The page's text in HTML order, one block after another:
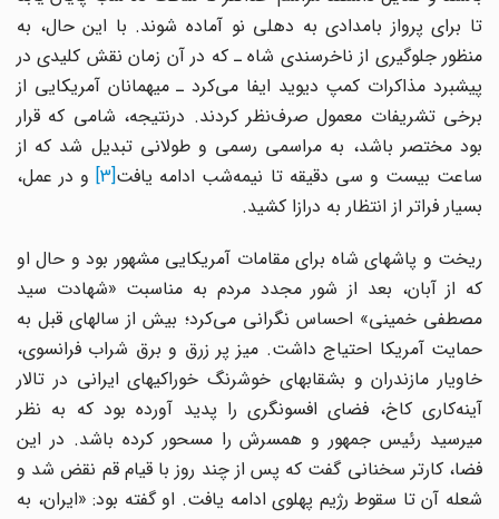
تا برای پرواز بامدادی به دهلی نو آماده شوند. با این حال، به
منظور جلوگیری از ناخرسندی شاه ـ که در آن زمان نقش کلیدی در
پیشبرد مذاکرات کمپ دیوید ایفا می‌کرد ـ میهمانان آمریکایی از
برخی تشریفات معمول صرف‌نظر کردند. درنتیجه، شامی که قرار
بود مختصر باشد، به مراسمی رسمی و طولانی تبدیل شد که از
ساعت بیست و سی دقیقه تا نیمه‌شب ادامه یافت[3] و در عمل،
بسیار فراتر از انتظار به درازا کشید.
ریخت و پاشهای شاه برای مقامات آمریکایی مشهور بود و حال او
که از آبان، بعد از شور مجدد مردم به مناسبت «شهادت سید
مصطفی خمینی» احساس نگرانی می‌کرد؛ بیش از سالهای قبل به
حمایت آمریکا احتیاج داشت. میز پر زرق و برق شراب فرانسوی،
خاویار مازندران و بشقابهای خوشرنگ خوراکیهای ایرانی در تالار
آینه‌کاری کاخ، فضای افسونگری را پدید آورده بود که به نظر
میرسید رئیس جمهور و همسرش را مسحور کرده باشد. در این
فضا، کارتر سخنانی گفت که پس از چند روز با قیام قم نقض شد و
شعله آن تا سقوط رژیم پهلوی ادامه یافت. او گفته بود:‌ «ایران، به